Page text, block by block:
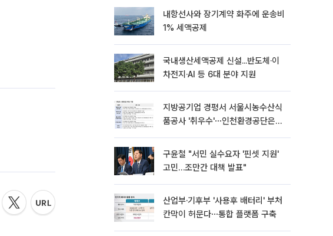
내항선사와 장기계약 화주에 운송비
1% 세액공제
국내생산세액공제 신설...반도체·이
차전지·AI 등 6대 분야 지원
지방공기업 경평서 서울시농수산식
품공사 '취우수'⋯인천환경공단은
구윤철 "서민 실수요자 '핀셋 지원'
고민…조만간 대책 발표"
산업부·기후부 '사용후 배터리' 부처
칸막이 허문다⋯통합 플랫폼 구축